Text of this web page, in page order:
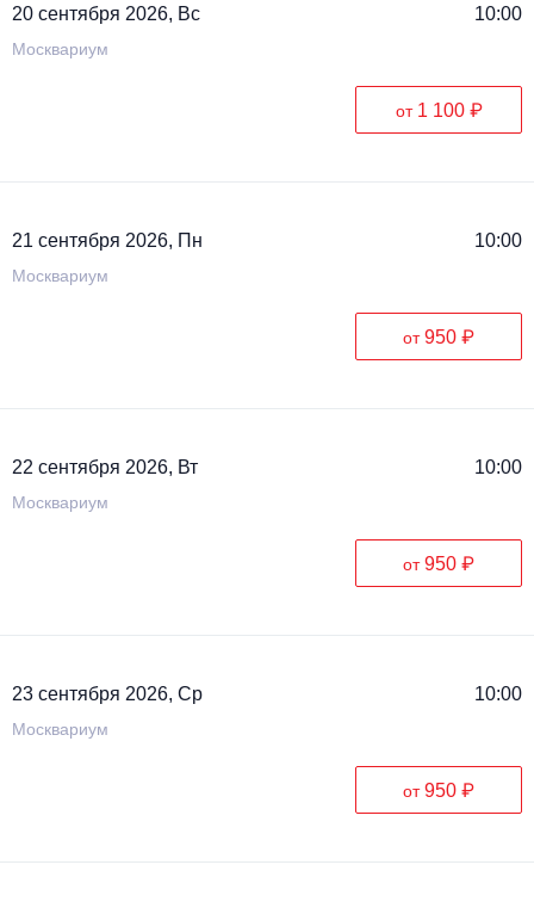
20 сентября 2026, Вс 10:00
Москвариум
от 1 100 ₽
21 сентября 2026, Пн 10:00
Москвариум
от950 ₽
22 сентября 2026, Вт 10:00
Москвариум
от950 ₽
23 сентября 2026, Ср 10:00
Москвариум
от950 ₽